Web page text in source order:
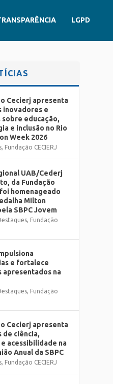
LGPD
Cecierj apresenta
inovadores e
educação,
e inclusão no Rio
Week 2026
, Fundação CECIERJ
UAB/Cederj
da Fundação
homenageado
Milton
SBPC Jovem
, Fundação
e fortalece
apresentados na
, Fundação
Cecierj apresenta
de ciência,
e acessibilidade na
Anual da SBPC
, Fundação CECIERJ